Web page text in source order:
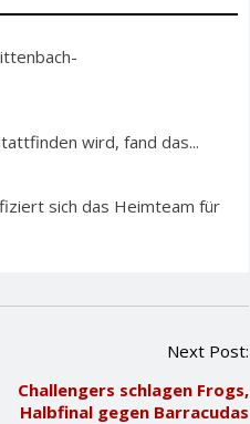
wird, fand das...
sich das Heimteam für
Next Post:
Challengers schlagen Frogs,
Halbfinal gegen Barracudas